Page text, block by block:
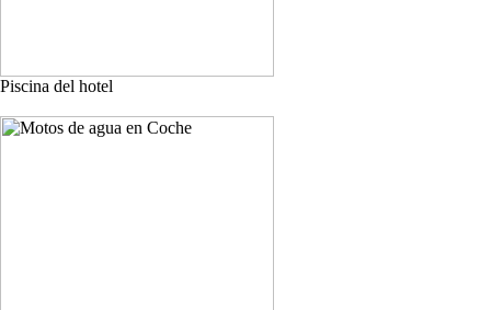
Piscina del hotel